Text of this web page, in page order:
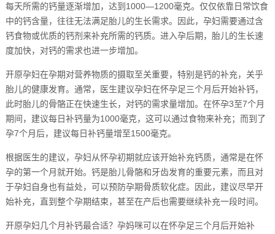
每天所需的钙量逐渐增加，达到1000—1200毫克。仅仅依靠日常饮食
中的钙含量，往往无法满足胎儿的生长需求。因此，孕妇需要通过含
钙食物或优质的钙剂来补充所需的钙质。进入孕后期，胎儿的生长速
度加快，对钙的需求也进一步增加。
开原孕妇在孕期对营养物质的摄取至关重要，特别是钙的补充，关乎
胎儿的健康发育。通常，医生建议孕妇在怀孕足三个月后开始补钙，
此时胎儿的骨骼正在快速生长，对钙的需求量增加。在怀孕3至7个月
期间，建议每日补钙量为1000毫克，这可以通过食物来补充；而到了
孕7个月后，建议每日补钙量增至1500毫克。
根据医生的建议，孕妇从怀孕初期就应该开始补充钙质，通常是在怀
孕的第一个月就开始。钙是胎儿骨骼和牙齿发育的重要元素，而且对
于孕妇自身也有益处，可以预防孕期骨质软化症。因此，建议尽早开
始补充，直到整个孕期结束，甚至在产后也需要继续补充一段时间。
开原孕妇几个月补钙最合适？孕妈咪可以在怀孕足三个月后开始补